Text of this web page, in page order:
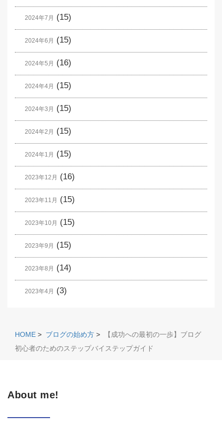
2024年7月 (15)
2024年6月 (15)
2024年5月 (16)
2024年4月 (15)
2024年3月 (15)
2024年2月 (15)
2024年1月 (15)
2023年12月 (16)
2023年11月 (15)
2023年10月 (15)
2023年9月 (15)
2023年8月 (14)
2023年4月 (3)
HOME > ブログの始め方 >
【成功への最初の一歩】ブログ
初心者のためのステップバイステップガイド
About me!